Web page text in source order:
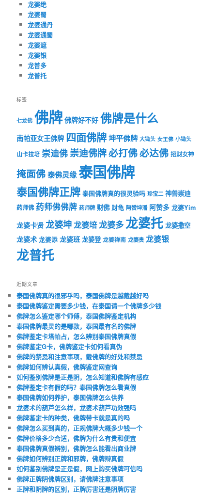
龙婆绝
龙婆蜀
龙婆通丹
龙婆通蜀
龙婆遮
龙婆银
龙普多
龙普托
标签
七龙佛 佛牌 佛牌好不好 佛牌是什么
南帕亚女王佛牌 四面佛牌坤平佛牌 大锄头 女王佛 小锄头
山卡拉培 崇迪佛崇迪佛牌必打佛必达佛 招财女神
掩面佛泰佛灵缘泰国佛牌
泰国佛牌正牌 泰国佛牌真的很灵验吗 珍宝二 神兽崇迪
药师佛 药师佛佛牌 药师牌 财佛 财龟 阿赞坤潘 阿赞多 龙婆Yim
龙婆卡贤 龙婆坤龙婆培龙婆多龙婆托 龙婆撒空
龙婆术 龙婆添 龙婆班 龙婆登 龙婆禅南 龙婆贵 龙婆银
龙普托
近期文章
泰国佛牌真的很邪乎吗，泰国佛牌是越戴越好吗
泰国佛牌鉴定需要多少钱，在泰国请一个佛牌多少钱
佛牌怎么鉴定哪个师傅，泰国佛牌鉴定机构
泰国佛牌最灵的是哪款，泰国最有名的佛牌
佛牌鉴定卡塔帕占，怎么辨别泰国佛牌真假
佛牌鉴定G卡，佛牌鉴定卡如何看真伪
佛牌的禁忌和注意事项，戴佛牌的好处和禁忌
佛牌如何辨认真假，佛牌鉴定网查询
如何鉴别佛牌是正是阴，怎么知道和佛牌有感应
佛牌鉴定卡有假的吗？泰国佛牌怎么看真假
泰国佛牌如何养护，泰国佛牌怎么供养
龙婆术的葫芦怎么样，龙婆术葫芦功效强吗
佛牌鉴定卡的种类，佛牌带卡就是真的吗
佛牌怎么买到真的，正规佛牌大概多少钱一个
佛牌价格多少合适，佛牌为什么有贵和便宜
泰国佛牌真假辨别，佛牌怎么能看出商业牌
佛牌如何辨别正牌和邪牌，佛牌辩真假
如何鉴别佛牌是正是假，网上购买佛牌可信吗
佛牌正牌阴佛牌区别，请佛牌注意事项
正牌和阴牌的区别，正牌厉害还是阴牌厉害